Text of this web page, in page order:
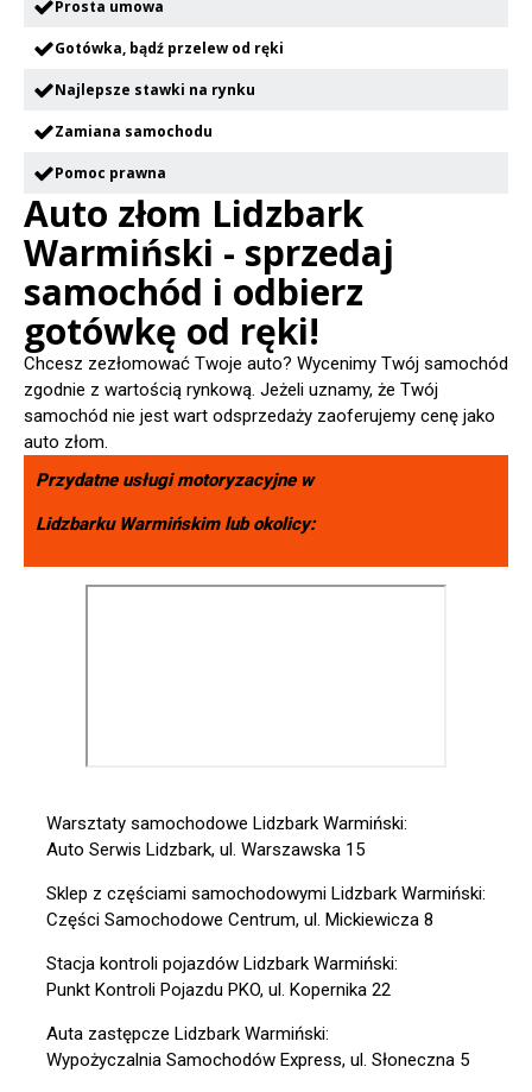
Prosta umowa
Gotówka, bądź przelew od ręki
Najlepsze stawki na rynku
Zamiana samochodu
Pomoc prawna
Auto złom Lidzbark
Warmiński - sprzedaj
samochód i odbierz
gotówkę od ręki!
Chcesz zezłomować Twoje auto? Wycenimy Twój samochód
zgodnie z wartością rynkową. Jeżeli uznamy, że Twój
samochód nie jest wart odsprzedaży zaoferujemy cenę jako
auto złom.
Przydatne usługi motoryzacyjne w
Lidzbarku Warmińskimlub okolicy:
Warsztaty samochodowe Lidzbark Warmiński:
Auto Serwis Lidzbark, ul. Warszawska 15
Sklep z częściami samochodowymi Lidzbark Warmiński:
Części Samochodowe Centrum, ul. Mickiewicza 8
Stacja kontroli pojazdów Lidzbark Warmiński:
Punkt Kontroli Pojazdu PKO, ul. Kopernika 22
Auta zastępcze Lidzbark Warmiński:
Wypożyczalnia Samochodów Express, ul. Słoneczna 5